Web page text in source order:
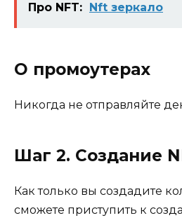
Про NFT: Nft зеркало
О промоутерах
Никогда не отправляйте
Шаг 2. Создание
Как только вы создадите
сможете приступить к